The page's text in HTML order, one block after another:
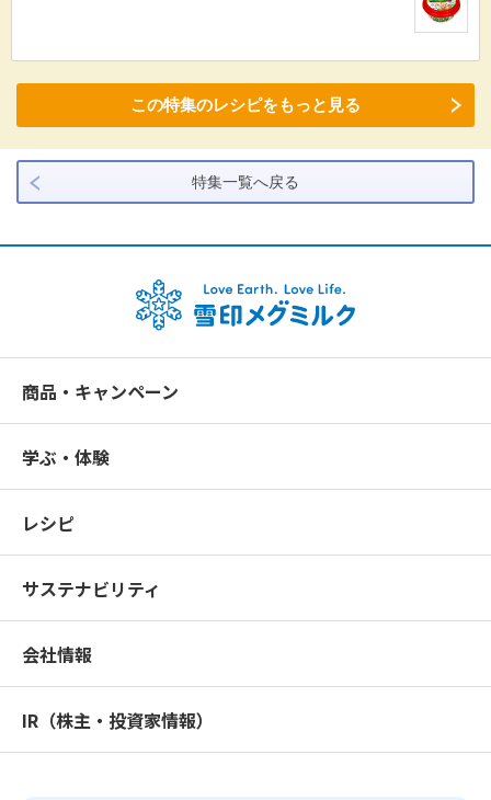
この特集のレシピをもっと見る
特集一覧へ戻る
商品・キャンペーン
学ぶ・体験
レシピ
サステナビリティ
会社情報
IR（株主・投資家情報）